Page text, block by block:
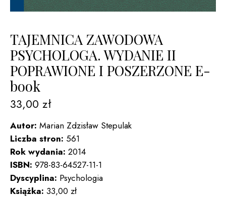
TAJEMNICA ZAWODOWA
PSYCHOLOGA. WYDANIE II
POPRAWIONE I POSZERZONE E-
book
33,00 zł
Autor: Marian Zdzisław Stepulak
Liczba stron: 561
Rok wydania: 2014
ISBN: 978-83-64527-11-1
Dyscyplina: Psychologia
Książka: 33,00 zł